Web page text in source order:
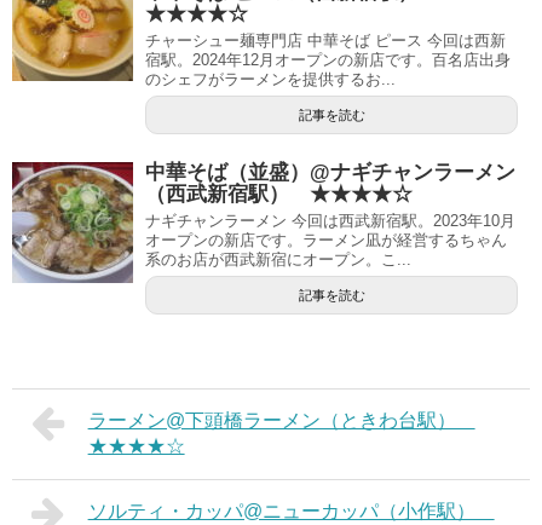
★★★★☆
チャーシュー麺専門店 中華そば ピース 今回は西新
宿駅。2024年12月オープンの新店です。百名店出身
のシェフがラーメンを提供するお...
記事を読む
中華そば（並盛）@ナギチャンラーメン
（西武新宿駅） ★★★★☆
ナギチャンラーメン 今回は西武新宿駅。2023年10月
オープンの新店です。ラーメン凪が経営するちゃん
系のお店が西武新宿にオープン。こ...
記事を読む
ラーメン@下頭橋ラーメン（ときわ台駅）
★★★★☆
ソルティ・カッパ@ニューカッパ（小作駅）